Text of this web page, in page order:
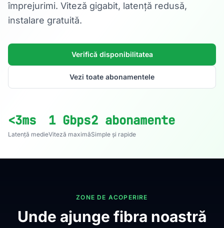
împrejurimi. Viteză gigabit, latență redusă,
instalare gratuită.
Verifică disponibilitatea
Vezi toate abonamentele
<3ms
Latență medie
1 Gbps
Viteză maximă
2 abonamente
Simple și rapide
ZONE DE ACOPERIRE
Unde ajunge fibra noastră